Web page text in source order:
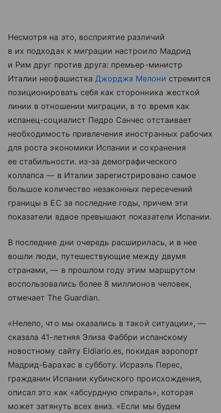
Несмотря на это, восприятие различий
в их подходах к миграции настроило Мадрид
и Рим друг против друга: премьер-министр
Италии неофашистка Джорджа Мелони стремится
позиционировать себя как сторонника жесткой
линии в отношении миграции, в то время как
испанец-социалист Педро Санчес отстаивает
необходимость привлечения иностранных рабочих
для роста экономики Испании и сохранения
ее стабильности. из-за демографического
коллапса — в Италии зарегистрировано самое
большое количество незаконных пересечений
границы в ЕС за последние годы, причем эти
показатели вдвое превышают показатели Испании.
В последние дни очередь расширилась, и в нее
вошли люди, путешествующие между двумя
странами, — в прошлом году этим маршрутом
воспользовались более 8 миллионов человек,
отмечает The Guardian.
«Нелепо, что мы оказались в такой ситуации», —
сказала 41-летняя Элиза Фаббри испанскому
новостному сайту Eldiario.es, покидая аэропорт
Мадрид-Барахас в субботу. Исраэль Перес,
гражданин Испании кубинского происхождения,
описал это как «абсурдную спираль», которая
может затянуть всех вниз. «Если мы будем